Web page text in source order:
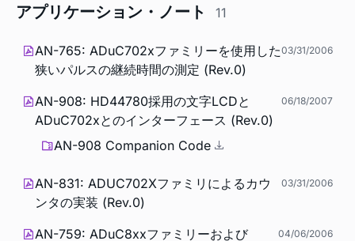
アプリケーション・ノート 11
AN-765: ADuC702xファミリーを使用した
狭いパルスの継続時間の測定 (Rev.0)
03/31/2006
AN-908: HD44780採用の文字LCDと
ADuC702xとのインターフェース (Rev.0)
06/18/2007
AN-908 Companion Code
AN-831: ADUC702Xファミリによるカウ
ンタの実装 (Rev.0)
03/31/2006
AN-759: ADuC8xxファミリーおよび
04/06/2006